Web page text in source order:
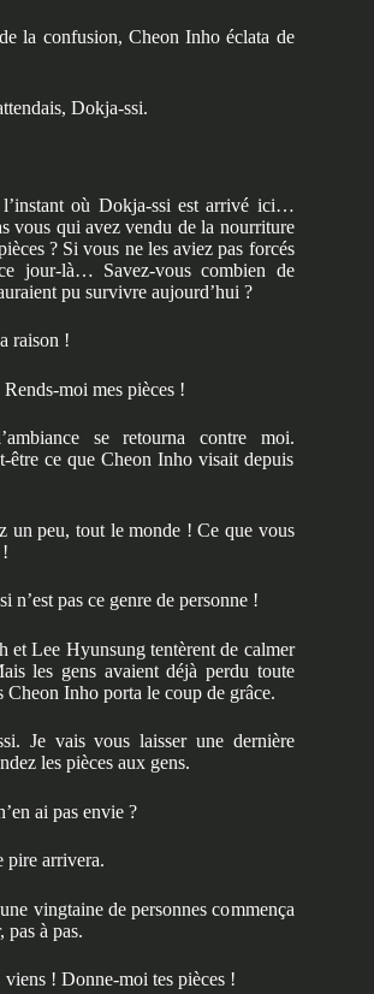
la confusion, Cheon Inho éclata de
Dokja-ssi.
où Dokja-ssi est arrivé ici…
vous qui avez vendu de la nourriture
? Si vous ne les aviez pas forcés
jour-là… Savez-vous combien de
pu survivre aujourd’hui ?
raison !
moi mes pièces !
se retourna contre moi.
être ce que Cheon Inho visait depuis
un peu, tout le monde ! Ce que vous
pas ce genre de personne !
et Lee Hyunsung tentèrent de calmer
les gens avaient déjà perdu toute
Cheon Inho porta le coup de grâce.
Je vais vous laisser une dernière
les pièces aux gens.
ai pas envie ?
arrivera.
vingtaine de personnes commença
pas à pas.
! Donne-moi tes pièces !